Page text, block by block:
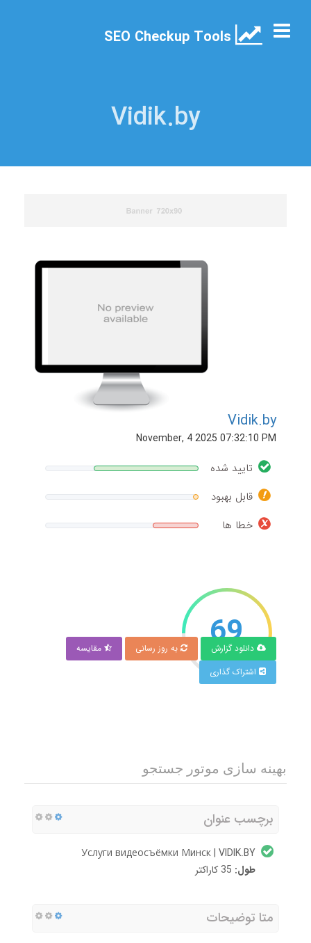
Vidik.by
Vidik.by
November, 4 2025 07:32:10 PM
تایید شده
قابل بهبود
خطا ها
69
امتیاز
دانلود گزارش به روز رسانی
مقایسه
اشتراک گذاری
بهینه سازی موتور جستجو
برچسب عنوان
Услуги видеосъёмки Минск | VIDIK.BY
طول:
متا توضیحات